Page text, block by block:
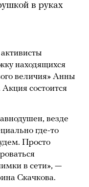
в руках
находящихся
величия» Анны
состоится
везде
где-то
Просто
в сети», —
Скачкова.